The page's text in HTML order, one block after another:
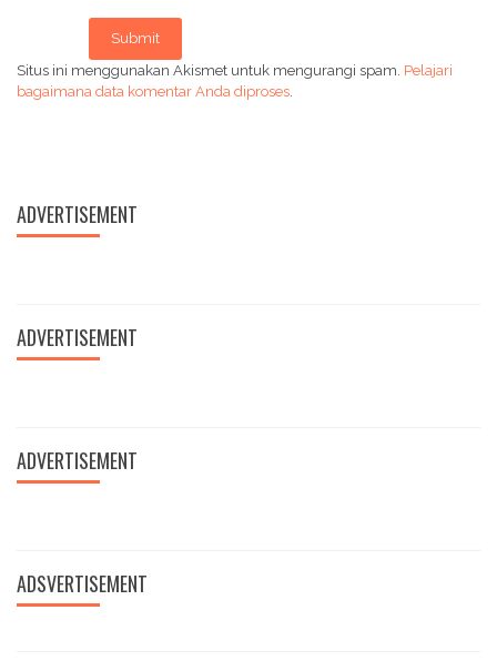
Submit
Situs ini menggunakan Akismet untuk mengurangi spam. Pelajari
bagaimana data komentar Anda diproses
ADVERTISEMENT
ADVERTISEMENT
ADVERTISEMENT
ADSVERTISEMENT